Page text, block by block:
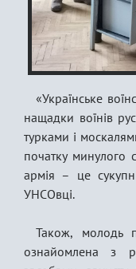
«Українське
нащадки воїнів
турками і
початку минулого
армія – це
УНСОвці.
Також, молодь
ознайомлена з